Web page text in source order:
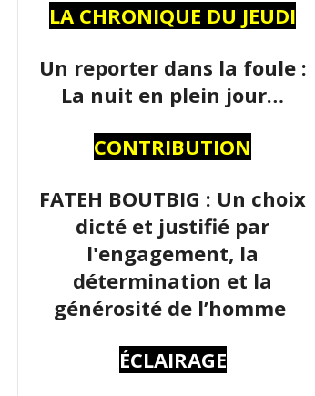
LA CHRONIQUE DU JEUDI
Un reporter dans la foule :
La nuit en plein jour…
CONTRIBUTION
FATEH BOUTBIG : Un choix
dicté et justifié par
l'engagement, la
détermination et la
générosité de l’homme
ÉCLAIRAGE